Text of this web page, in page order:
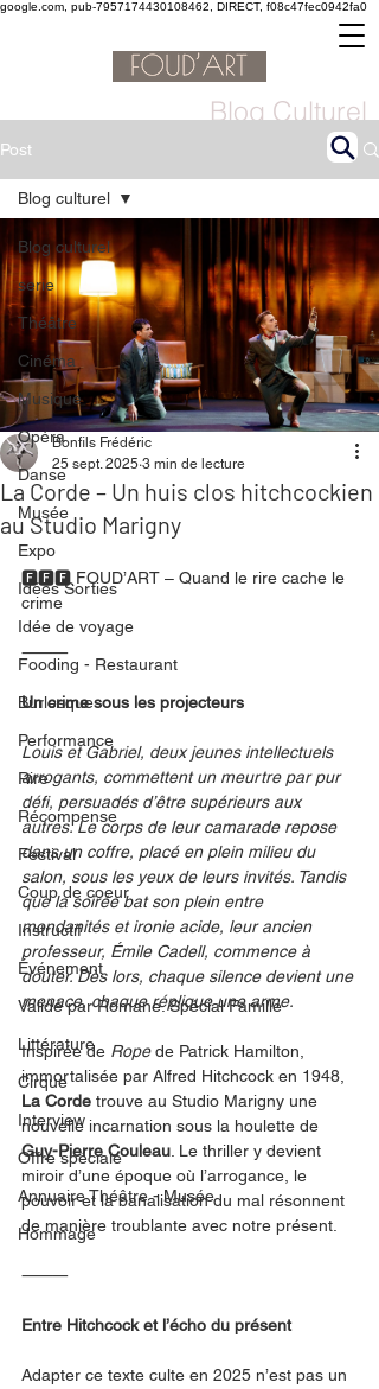
google.com, pub-7957174430108462, DIRECT, f08c47fec0942fa0
Blog Culturel
Post
Blog culturel
serie
Théâtre
Cinéma
Musique
Opéra
Danse
Musée
Expo
Idées Sorties
Idée de voyage
Fooding - Restaurant
Burlesque
Performance
Rire
Récompense
Festival
Coup de coeur
Instructif
Événement
Validé par Romane. Spécial Famille
Littérature
Cirque
Interview
Offre spéciale
Annuaire Théâtre - Musée
Hommage
Blog culturel
La Corde – Un huis clos hitchcockien
au Studio Marigny
Bonfils Frédéric
25 sept. 2025 3 min de lecture
🅵🅵🅵 FOUD’ART – Quand le rire cache le
crime
⸻
Un crime sous les projecteurs
Louis et Gabriel, deux jeunes intellectuels
arrogants, commettent un meurtre par pur
défi, persuadés d’être supérieurs aux
autres. Le corps de leur camarade repose
dans un coffre, placé en plein milieu du
salon, sous les yeux de leurs invités. Tandis
que la soirée bat son plein entre
mondanités et ironie acide, leur ancien
professeur, Émile Cadell, commence à
douter. Dès lors, chaque silence devient une
menace, chaque réplique une arme.
Inspirée de Rope de Patrick Hamilton,
immortalisée par Alfred Hitchcock en 1948,
La Corde trouve au Studio Marigny une
nouvelle incarnation sous la houlette de
Guy-Pierre Couleau . Le thriller y devient
miroir d’une époque où l’arrogance, le
pouvoir et la banalisation du mal résonnent
de manière troublante avec notre présent.
⸻
Entre Hitchcock et l’écho du présent
Adapter ce texte culte en 2025 n’est pas un